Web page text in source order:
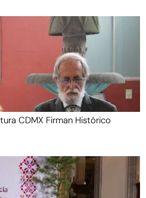
CDMX Firman Histórico